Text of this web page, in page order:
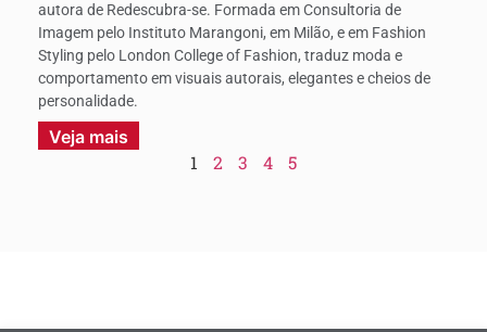
autora de Redescubra-se. Formada em Consultoria de
Imagem pelo Instituto Marangoni, em Milão, e em Fashion
Styling pelo London College of Fashion, traduz moda e
comportamento em visuais autorais, elegantes e cheios de
personalidade.
Veja mais
1 2 3 4 5